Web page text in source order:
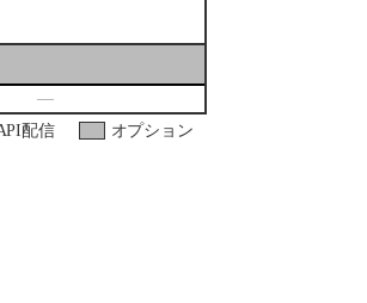
―
配信 オプション